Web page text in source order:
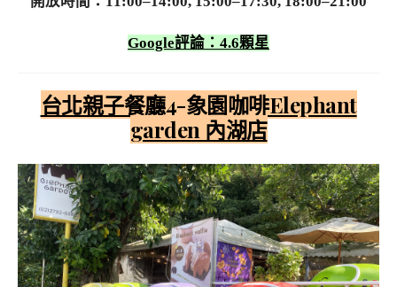
Google評論：4.6顆星
台北親子餐廳4-象園咖啡Elephant
garden 內湖店